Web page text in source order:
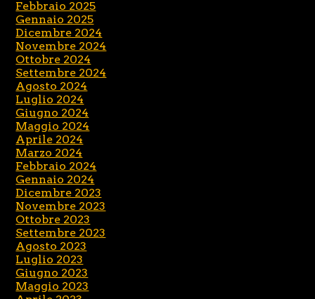
Febbraio 2025
Gennaio 2025
Dicembre 2024
Novembre 2024
Ottobre 2024
Settembre 2024
Agosto 2024
Luglio 2024
Giugno 2024
Maggio 2024
Aprile 2024
Marzo 2024
Febbraio 2024
Gennaio 2024
Dicembre 2023
Novembre 2023
Ottobre 2023
Settembre 2023
Agosto 2023
Luglio 2023
Giugno 2023
Maggio 2023